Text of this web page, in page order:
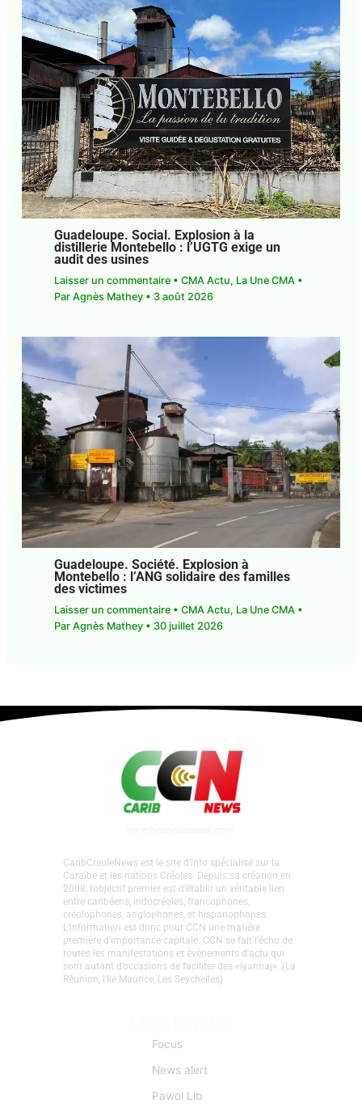
Guadeloupe. Social. Explosion à la
distillerie Montebello : l’UGTG exige un
audit des usines
Laisser un commentaire • CMA Actu ,La Une CMA
• ParAgnès Mathey
Guadeloupe. Société. Explosion à
Montebello : l’ANG solidaire des familles
des victimes
Laisser un commentaire •CMA Actu,La Une CMA
• ParAgnès Mathey
CaribCreoleNews est le site d’info spécialisé sur la
Caraïbe et les nations Créoles. Depuis sa création en
2008, l’objectif premier est d’établir un véritable lien
entre caribéens, indocréoles, francophones,
créolophones, anglophones, et hispanophones.
L’information est donc pour CCN une matière
première d’importance capitale. CCN se fait l’écho de
toutes les manifestations et évènements d'actu qui
sont autant d’occasions de faciliter des «lyannaj». (La
Réunion, l'Ile Maurice, Les Seychelles)
Focus
News alert
Pawol Lib